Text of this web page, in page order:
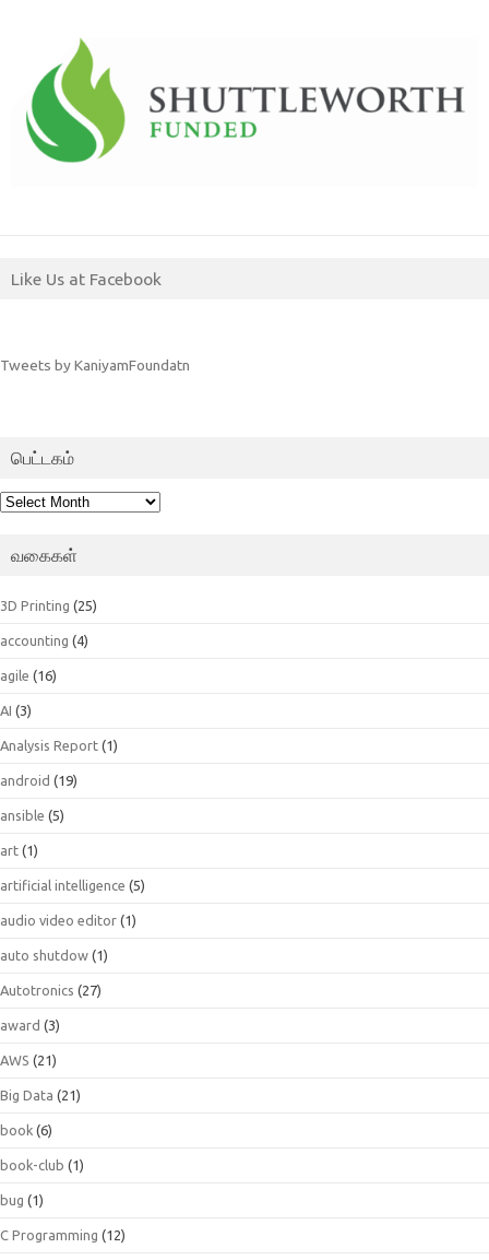
Like Us at Facebook
Tweets by KaniyamFoundatn
பெட்டகம்
பெட்டகம்
வகைகள்
3D Printing (25)
accounting (4)
agile (16)
AI (3)
Analysis Report (1)
android (19)
ansible (5)
art (1)
artificial intelligence (5)
audio video editor (1)
auto shutdow (1)
Autotronics (27)
award (3)
AWS (21)
Big Data (21)
book (6)
book-club (1)
bug (1)
C Programming (12)